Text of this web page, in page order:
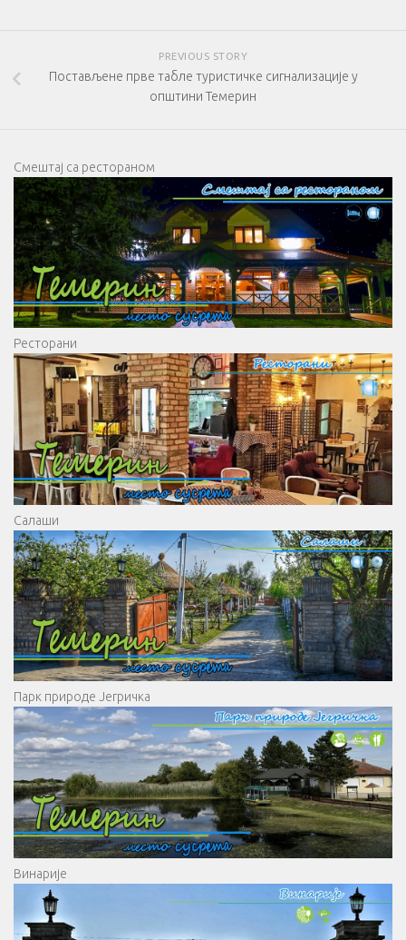
PREVIOUS STORY
Постављене прве табле туристичке сигнализације у
општини Темерин
Смештај са рестораном
Ресторани
Салаши
Парк природе Јегричка
Винарије